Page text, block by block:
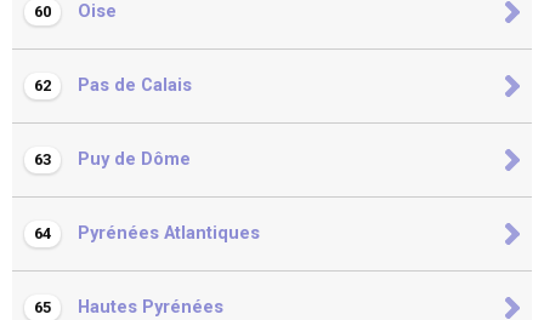
60 Oise
62 Pas de Calais
63 Puy de Dôme
64 Pyrénées Atlantiques
65 Hautes Pyrénées